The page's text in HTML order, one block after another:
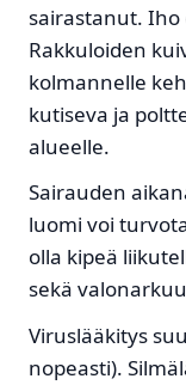
sairastanut. Iho
Rakkuloiden
kolmannelle
kutiseva ja
alueelle.
Sairauden
luomi voi
olla kipeä
sekä
Viruslääkitys
nopeasti).